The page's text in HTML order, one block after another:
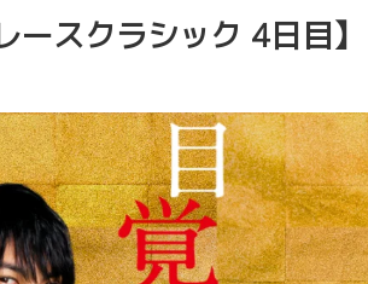
スクラシック 4日目】